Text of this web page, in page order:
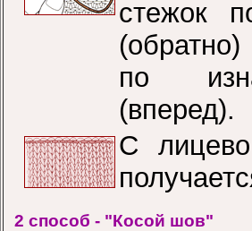
стежок
по
(вперед).
С
2 способ - "Косой шов"